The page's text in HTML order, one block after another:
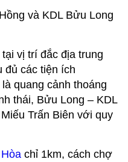
và KDL Bửu Long
vị trí đắc địa trung
đủ các tiện ích
quang cảnh thoáng
thái, Bửu Long – KDL
Trấn Biên với quy
chỉ 1km, cách chợ